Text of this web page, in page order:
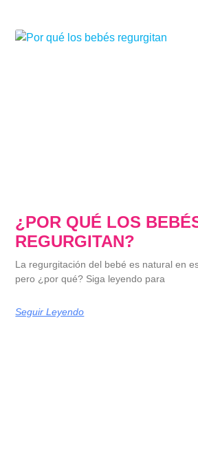
¿POR QUÉ LOS
REGURGITAN?
La regurgitación del bebé es natural en
pero ¿por qué? Siga leyendo para
Seguir Leyendo